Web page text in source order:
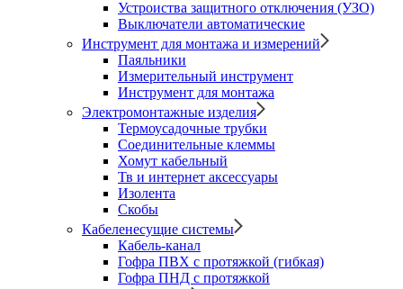
Устроиства защитного отключения (УЗО)
Выключатели автоматические
Инструмент для монтажа и измерений
Паяльники
Измерительный инструмент
Инструмент для монтажа
Электромонтажные изделия
Термоусадочные трубки
Соединительные клеммы
Хомут кабельный
Тв и интернет аксессуары
Изолента
Скобы
Кабеленесущие системы
Кабель-канал
Гофра ПВХ с протяжкой (гибкая)
Гофра ПНД с протяжкой